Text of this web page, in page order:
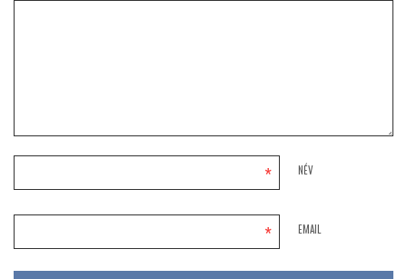
NÉV
*
EMAIL
*